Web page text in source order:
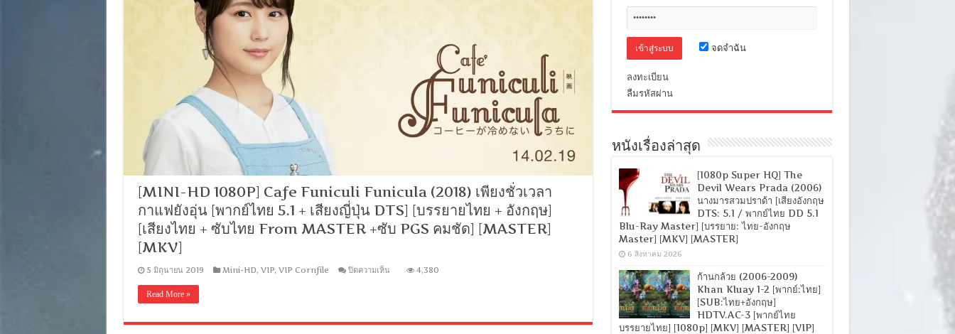
[MINI-HD 1080P] Cafe Funiculi Funicula (2018) เพียงชั่วเวลา
กาแฟยังอุ่น [พากย์ไทย 5.1 + เสียงญี่ปุ่น DTS] [บรรยายไทย + อังกฤษ]
[เสียงไทย + ซับไทย From MASTER +ซับ PGS คมชัด] [MASTER]
[MKV]
5 มิถุนายน 2019 Mini-HD, VIP, VIP Cornfile ปิดความเห็นบน
Funiculi
4,380
Read More »
จดจำฉัน
ลงทะเบียน
ลืมรหัสผ่าน
หนังเรื่องล่าสุด
[1080p Super HQ] The
Devil Wears Prada (2006)
นางมารสวมปราด้า [เสียงอังกฤษ
DTS: 5.1 / พากย์ไทย DD 5.1
Blu-Ray Master] [บรรยาย: ไทย-อังกฤษ
Master] [MKV] [MASTER]
6 สิงหาคม 2026
ก้านกล้วย (2006-2009)
Khan Kluay 1-2 [พากย์:ไทย]
[SUB:ไทย+อังกฤษ]
HDTV.AC-3 [พากย์ไทย
บรรยายไทย] [1080p] [MKV] [MASTER] [VIP]